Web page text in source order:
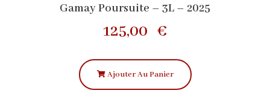
Gamay Poursuite – 3L – 2025
125,00 €
Ajouter Au Panier